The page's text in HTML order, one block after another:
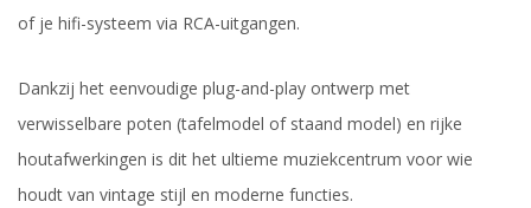
of je hifi-systeem via RCA-uitgangen.
Dankzij het eenvoudige plug-and-play ontwerp met
verwisselbare poten (tafelmodel of staand model) en rijke
houtafwerkingen is dit het ultieme muziekcentrum voor wie
houdt van vintage stijl en moderne functies.